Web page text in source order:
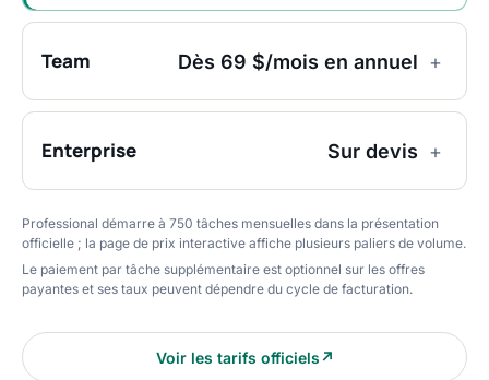
Team Dès 69 $/mois en annuel +
Enterprise Sur devis +
Professional démarre à 750 tâches mensuelles dans la présentation
officielle ; la page de prix interactive affiche plusieurs paliers de volume.
Le paiement par tâche supplémentaire est optionnel sur les offres
payantes et ses taux peuvent dépendre du cycle de facturation.
Voir les tarifs officiels↗